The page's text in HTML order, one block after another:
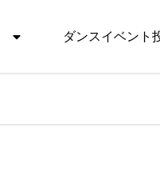
ダンスイベント